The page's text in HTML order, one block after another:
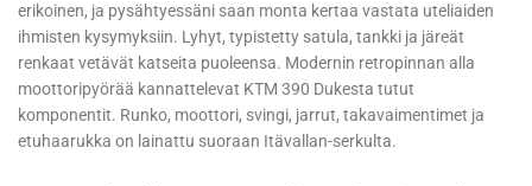
erikoinen, ja pysähtyessäni saan monta kertaa vastata uteliaiden
ihmisten kysymyksiin. Lyhyt, typistetty satula, tankki ja järeät
renkaat vetävät katseita puoleensa. Modernin retropinnan alla
moottoripyörää kannattelevat KTM 390 Dukesta tutut
komponentit. Runko, moottori, svingi, jarrut, takavaimentimet ja
etuhaarukka on lainattu suoraan Itävallan-serkulta.